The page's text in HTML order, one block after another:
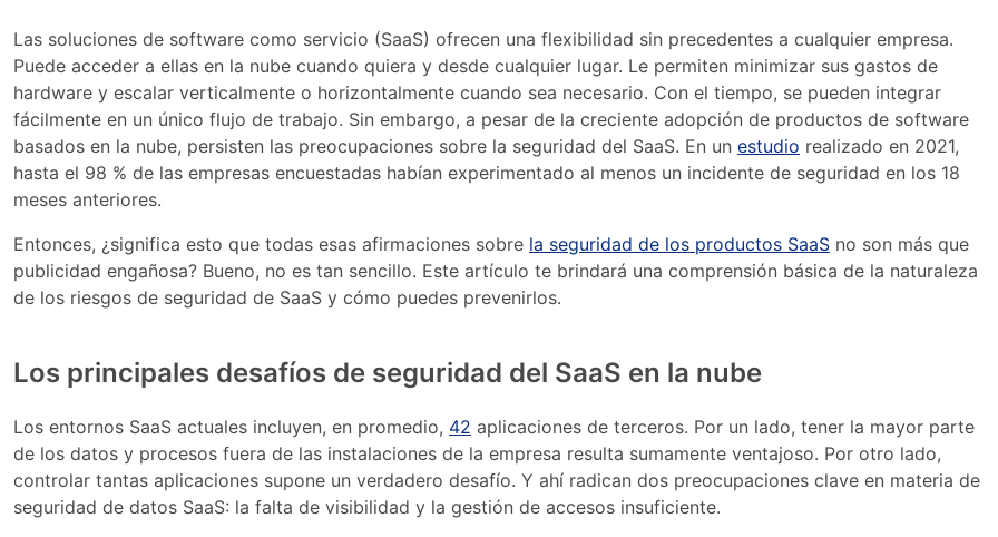
Las soluciones de software como servicio (SaaS) ofrecen una flexibilidad sin precedentes a cualquier empresa.
Puede acceder a ellas en la nube cuando quiera y desde cualquier lugar. Le permiten minimizar sus gastos de
hardware y escalar verticalmente o horizontalmente cuando sea necesario. Con el tiempo, se pueden integrar
fácilmente en un único flujo de trabajo. Sin embargo, a pesar de la creciente adopción de productos de software
basados ​​en la nube, persisten las preocupaciones sobre la seguridad del SaaS. En unestudio realizado en 2021,
hasta el 98 % de las empresas encuestadas habían experimentado al menos un incidente de seguridad en los 18
meses anteriores.
Entonces, ¿significa esto que todas esas afirmaciones sobre la seguridad de los productos SaaS no son más que
publicidad engañosa? Bueno, no es tan sencillo. Este artículo te brindará una comprensión básica de la naturaleza
de los riesgos de seguridad de SaaS y cómo puedes prevenirlos.
Los principales desafíos de seguridad del SaaS en la nube
Los entornos SaaS actuales incluyen, en promedio, 42 aplicaciones de terceros. Por un lado, tener la mayor parte
de los datos y procesos fuera de las instalaciones de la empresa resulta sumamente ventajoso. Por otro lado,
controlar tantas aplicaciones supone un verdadero desafío. Y ahí radican dos preocupaciones clave en materia de
seguridad de datos SaaS: la falta de visibilidad y la gestión de accesos insuficiente.